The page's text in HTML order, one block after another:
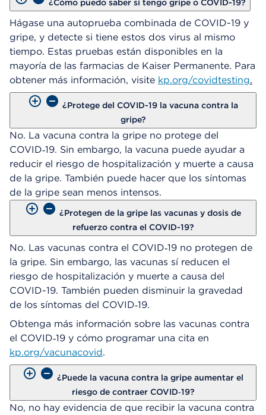
¿Cómo puedo saber si tengo gripe o COVID-19?
Hágase una autoprueba combinada de COVID-19 y
gripe, y detecte si tiene estos dos virus al mismo
tiempo. Estas pruebas están disponibles en la
mayoría de las farmacias de Kaiser Permanente. Para
obtener más información, visite kp.org/covidtesting.
¿Protege del COVID-19 la vacuna contra la
gripe?
No. La vacuna contra la gripe no protege del
COVID‑19. Sin embargo, la vacuna puede ayudar a
reducir el riesgo de hospitalización y muerte a causa
de la gripe. También puede hacer que los síntomas
de la gripe sean menos intensos.
¿Protegen de la gripe las vacunas y dosis de
refuerzo contra el COVID-19?
No. Las vacunas contra el COVID‑19 no protegen de
la gripe. Sin embargo, las vacunas sí reducen el
riesgo de hospitalización y muerte a causa del
COVID-19. También pueden disminuir la gravedad
de los síntomas del COVID‑19.
Obtenga más información sobre las vacunas contra
el COVID‑19 y cómo programar una cita en
kp.org/vacunacovid.
¿Puede la vacuna contra la gripe aumentar el
riesgo de contraer COVID‑19?
No, no hay evidencia de que recibir la vacuna contra